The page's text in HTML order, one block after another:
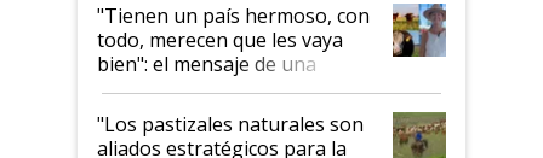
"Tienen un país hermoso, con
todo, merecen que les vaya
bien": el mensaje de una
ganadera uruguaya sobre las
oportunidades que se abren
para el agro en Argentina, con
"Los pastizales naturales son
aliados estratégicos para la